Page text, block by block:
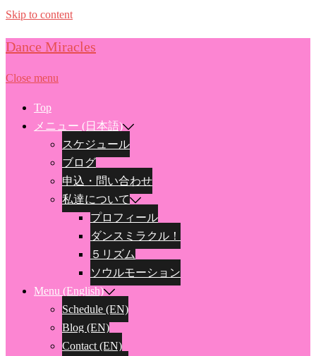
Skip to content
Dance Miracles
Close menu
Top
メニュー (日本語)
スケジュール
ブログ
申込・問い合わせ
私達について
プロフィール
ダンスミラクル！
５リズム
ソウルモーション
Menu (English)
Schedule (EN)
Blog (EN)
Contact (EN)